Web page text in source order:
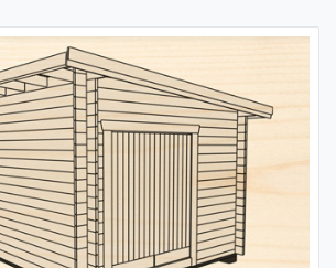
till
slätspontspanel som är ändspontad
för god formstabilitet
fura och rejält dimensionerat
och dubbeldörr
till för enkel eftermontering
kan köpas till
utan shingel kan köpas till